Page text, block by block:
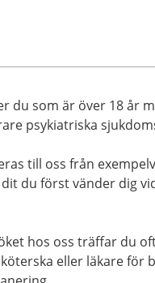
du som är över 18 år
psykiatriska
till oss från
du först vänder dig
hos oss träffar du
eller läkare för